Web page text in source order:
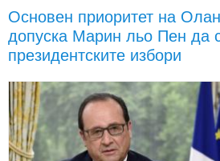
Основен приоритет на
допуска Марин льо Пен да
президентските избори